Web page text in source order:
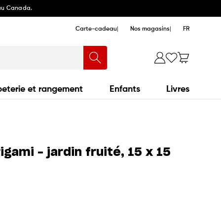
Canada.
Carte-cadeau Nos magasins FR
et rangement Enfants Livres
- jardin fruité, 15 x 15